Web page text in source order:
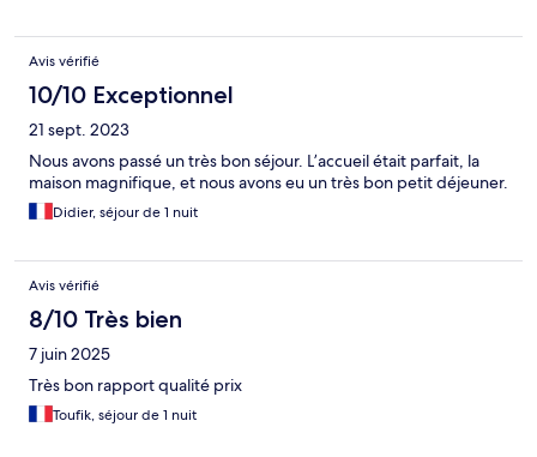
Avis vérifié
10/10 Exceptionnel
21 sept. 2023
Nous avons passé un très bon séjour. L’accueil était parfait, la
maison magnifique, et nous avons eu un très bon petit déjeuner.
Didier, séjour de 1 nuit
Avis vérifié
8/10 Très bien
7 juin 2025
Très bon rapport qualité prix
Toufik, séjour de 1 nuit